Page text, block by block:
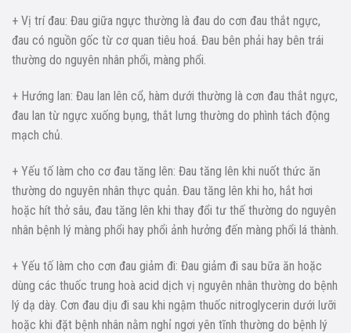
+ Vị trí đau: Đau giữa ngực thường là đau do cơn đau thắt ngực,
đau có nguồn gốc từ cơ quan tiêu hoá. Đau bên phải hay bên trái
thường do nguyên nhân phổi, màng phổi.
+ Hướng lan: Đau lan lên cổ, hàm dưới thường là cơn đau thắt ngực,
đau lan từ ngực xuống bụng, thắt lưng thường do phình tách động
mạch chủ.
+ Yếu tố làm cho cơ đau tăng lên: Đau tăng lên khi nuốt thức ăn
thường do nguyên nhân thực quản. Đau tăng lên khi ho, hắt hơi
hoặc hít thở sâu, đau tăng lên khi thay đổi tư thế thường do nguyên
nhân bệnh lý màng phổi hay phổi ảnh hưởng đến màng phổi lá thành.
+ Yếu tố làm cho cơn đau giảm đi: Đau giảm đi sau bữa ăn hoặc
dùng các thuốc trung hoà acid dịch vị nguyên nhân thường do bệnh
lý dạ dày. Cơn đau dịu đi sau khi ngậm thuốc nitroglycerin dưới lưỡi
hoặc khi đặt bệnh nhân nằm nghỉ ngơi yên tĩnh thường do bệnh lý